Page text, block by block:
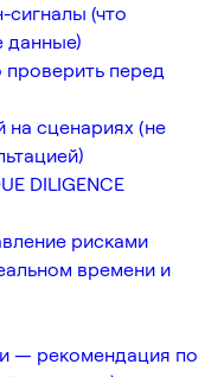
сигналы (что
данные)
проверить перед
сценариях (не
DILIGENCE
рисками
времени и
— рекомендация по